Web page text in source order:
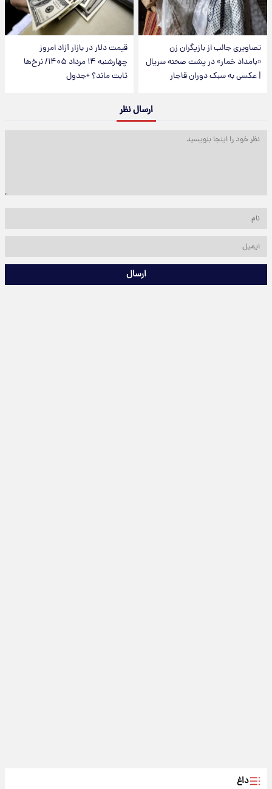
تصاویری جالب از بازیگران زن
«بامداد خمار» در پشت صحنه سریال
| عکسی به سبک دوران قاجار
قیمت دلار در بازار آزاد امروز
چهارشنبه ۱۴ مرداد ۱۴۰۵/ نرخ‌ها
ثابت ماند؟ +جدول
ارسال نظر
ارسال
داغ